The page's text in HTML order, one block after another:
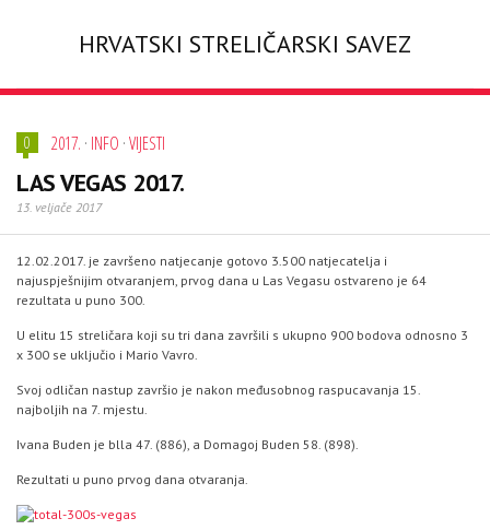
HRVATSKI STRELIČARSKI SAVEZ
0 2017. · INFO ·VIJESTI
LAS VEGAS 2017.
13. veljače 2017
12.02.2017. je završeno natjecanje gotovo 3.500 natjecatelja i
najuspješnijim otvaranjem, prvog dana u Las Vegasu ostvareno je 64
rezultata u puno 300.
U elitu 15 streličara koji su tri dana završili s ukupno 900 bodova odnosno 3
x 300 se uključio i Mario Vavro.
Svoj odličan nastup završio je nakon međusobnog raspucavanja 15.
najboljih na 7. mjestu.
Ivana Buden je blla 47. (886), a Domagoj Buden 58. (898).
Rezultati u puno prvog dana otvaranja.